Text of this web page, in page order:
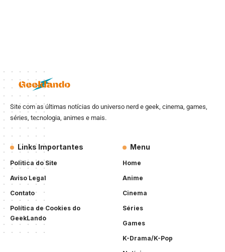
Site com as últimas notícias do universo nerd e geek, cinema, games,
séries, tecnologia, animes e mais.
Links Importantes
Politica do Site
Aviso Legal
Contato
Política de Cookies do
GeekLando
Menu
Home
Anime
Cinema
Séries
Games
K-Drama/K-Pop